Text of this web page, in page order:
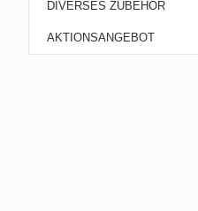
DIVERSES ZUBEHÖR
AKTIONSANGEBOT